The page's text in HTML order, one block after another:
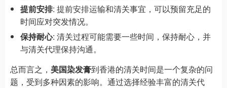
提前安排: 提前安排运输和清关事宜，可以预留充足的
时间应对突发情况。
保持耐心: 清关过程可能需要一些时间，保持耐心，并
与清关代理保持沟通。
总而言之， 美国染发膏到香港的清关时间是一个复杂的问
题，受到多种因素的影响。通过选择经验丰富的清关代